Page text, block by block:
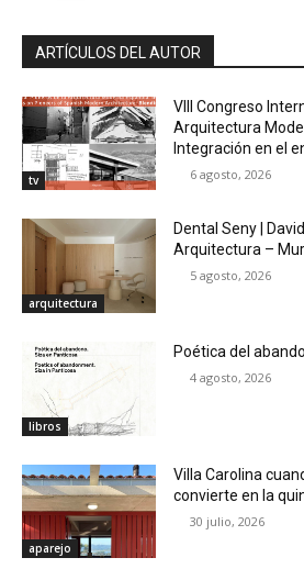
ARTÍCULOS DEL AUTOR
tv
VIII Congreso
Arquitectura
Integración en el
6 agosto, 2026
arquitectura
Dental Seny |
Arquitectura –
5 agosto, 2026
libros
Poética del
4 agosto, 2026
aparejo
Villa Carolina
convierte en la
30 julio, 2026